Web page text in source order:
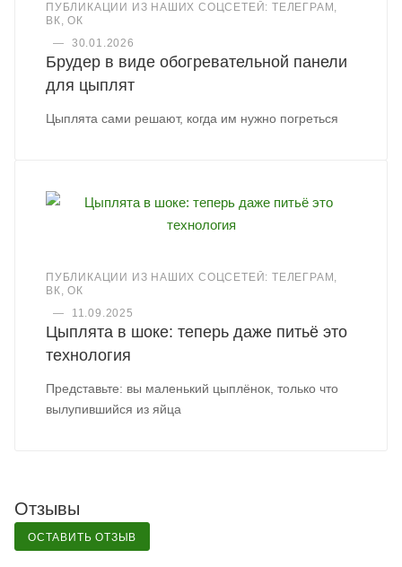
ПУБЛИКАЦИИ ИЗ НАШИХ СОЦСЕТЕЙ: ТЕЛЕГРАМ,
ВК, ОК
—
30.01.2026
Брудер в виде обогревательной панели
для цыплят
Цыплята сами решают, когда им нужно погреться
ПУБЛИКАЦИИ ИЗ НАШИХ СОЦСЕТЕЙ: ТЕЛЕГРАМ,
ВК, ОК
—
11.09.2025
Цыплята в шоке: теперь даже питьё это
технология
Представьте: вы маленький цыплёнок, только что
вылупившийся из яйца
Отзывы
ОСТАВИТЬ ОТЗЫВ